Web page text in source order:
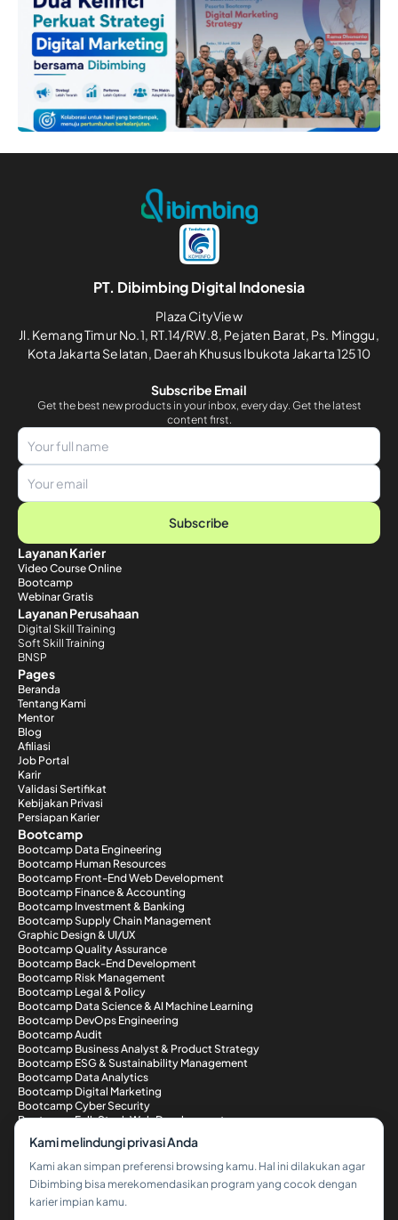
PT. Dibimbing Digital Indonesia
Plaza CityView
Jl. Kemang Timur No.1, RT.14/RW.8, Pejaten Barat, Ps. Minggu,
Kota Jakarta Selatan, Daerah Khusus Ibukota Jakarta 12510
Subscribe Email
Get the best new products in your inbox, every day. Get the latest
content first.
Subscribe
Layanan Karier
Video Course Online
Bootcamp
Webinar Gratis
Layanan Perusahaan
Digital Skill Training
Soft Skill Training
BNSP
Pages
Beranda
Tentang Kami
Mentor
Blog
Afiliasi
Job Portal
Karir
Validasi Sertifikat
Kebijakan Privasi
Persiapan Karier
Bootcamp
Bootcamp Data Engineering
Bootcamp Human Resources
Bootcamp Front-End Web Development
Bootcamp Finance & Accounting
Bootcamp Investment & Banking
Bootcamp Supply Chain Management
Graphic Design & UI/UX
Bootcamp Quality Assurance
Bootcamp Back-End Development
Bootcamp Risk Management
Bootcamp Legal & Policy
Bootcamp Data Science & AI Machine Learning
Bootcamp DevOps Engineering
Bootcamp Audit
Bootcamp Business Analyst & Product Strategy
Bootcamp ESG & Sustainability Management
Bootcamp Data Analytics
Bootcamp Digital Marketing
Bootcamp Cyber Security
Bootcamp Full-Stack Web Development
Metode Pembayaran
Kami melindungi privasi Anda
Kami akan simpan preferensi browsing kamu. Hal ini dilakukan agar
Dibimbing bisa merekomendasikan program yang cocok dengan
karier impian kamu.